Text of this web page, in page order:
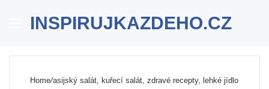
Menu
INSPIRUJKAZDEHO.CZ
Home/asijský salát, kuřecí salát, zdravé recepty, lehké jídlo